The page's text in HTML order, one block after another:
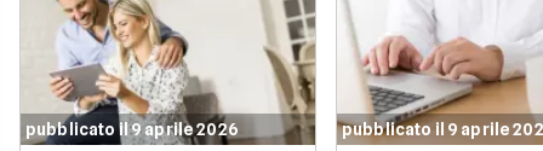
pubblicato il 9 aprile 2026 pubblicato il 9 aprile